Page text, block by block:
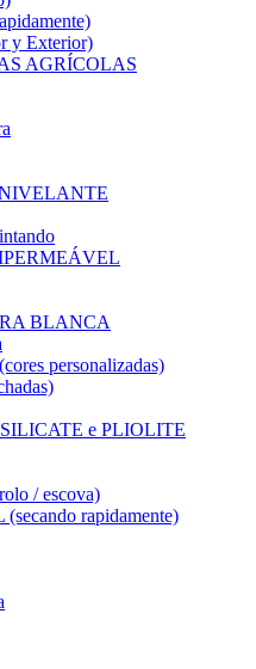
y Exterior)
AGRÍCOLAS
BLANCA
personalizadas)
​​SILICATE e PLIOLITE
/ escova)
rapidamente)